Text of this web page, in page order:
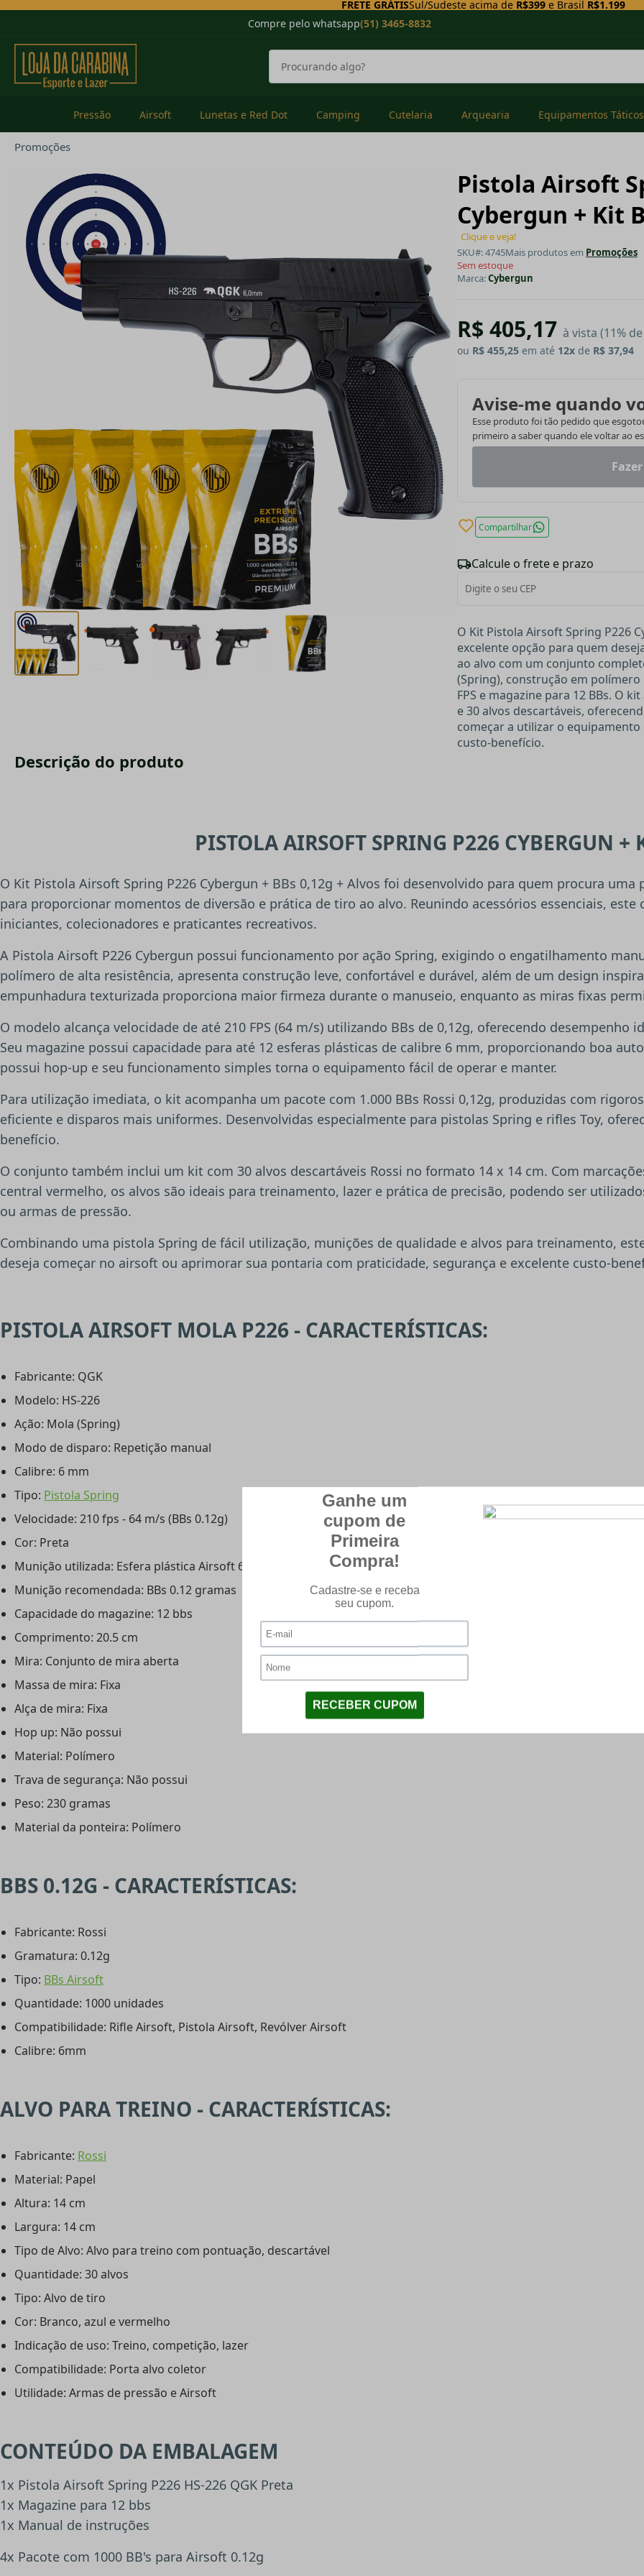
FRETE GRÁTISSul/Sudeste acima de R$399e Brasil R$1.199
Compre pelo whatsapp(51) 3465-8832
Pressão Airsoft Lunetas e Red Dot Camping Cutelaria Arquearia Equipamentos Táticos
Promoções
Pistola Airsoft
Cybergun + Kit
Clique e veja!
SKU#: 4745Mais produtos em Promoções
Sem estoque
Marca:Cybergun
R$ 405,17 à vista (11%
ou R$ 455,25 em até 12x de R$ 37,94
Avise-me quando
Esse produto foi tão pedido que
primeiro a saber quando ele voltar ao
Compartilhar
Calcule o frete e prazo
O Kit Pistola Airsoft Spring P226
excelente opção para quem
ao alvo com um conjunto
(Spring), construção em
FPS e magazine para 12 BBs. O
e 30 alvos descartáveis,
começar a utilizar o
custo-benefício.
Descrição do produto
PISTOLA AIRSOFT SPRING P226 CYBERGUN +
O Kit Pistola Airsoft Spring P226 Cybergun + BBs 0,12g + Alvos foi desenvolvido para quem procura
para proporcionar momentos de diversão e prática de tiro ao alvo. Reunindo acessórios essenciais,
iniciantes, colecionadores e praticantes recreativos.
A Pistola Airsoft P226 Cybergun possui funcionamento por ação Spring, exigindo o engatilhamento
polímero de alta resistência, apresenta construção leve, confortável e durável, além de um design
empunhadura texturizada proporciona maior firmeza durante o manuseio, enquanto as miras fixas
O modelo alcança velocidade de até 210 FPS (64 m/s) utilizando BBs de 0,12g, oferecendo
Seu magazine possui capacidade para até 12 esferas plásticas de calibre 6 mm, proporcionando boa
possui hop-up e seu funcionamento simples torna o equipamento fácil de operar e manter.
Para utilização imediata, o kit acompanha um pacote com 1.000 BBs Rossi 0,12g, produzidas com
eficiente e disparos mais uniformes. Desenvolvidas especialmente para pistolas Spring e rifles Toy,
benefício.
O conjunto também inclui um kit com 30 alvos descartáveis Rossi no formato 14 x 14 cm. Com
central vermelho, os alvos são ideais para treinamento, lazer e prática de precisão, podendo ser
ou armas de pressão.
Combinando uma pistola Spring de fácil utilização, munições de qualidade e alvos para treinamento,
deseja começar no airsoft ou aprimorar sua pontaria com praticidade, segurança e excelente custo-
PISTOLA AIRSOFT MOLA P226 - CARACTERÍSTICAS:
Fabricante: QGK
Modelo: HS-226
Ação: Mola (Spring)
Modo de disparo: Repetição manual
Calibre: 6 mm
Tipo: Pistola Spring
Velocidade: 210 fps - 64 m/s (BBs 0.12g)
Cor: Preta
Munição utilizada: Esfera plástica Airsoft 6mm (BBs)
Munição recomendada: BBs 0.12 gramas
Capacidade do magazine: 12 bbs
Comprimento: 20.5 cm
Mira: Conjunto de mira aberta
Massa de mira: Fixa
Alça de mira: Fixa
Hop up: Não possui
Material: Polímero
Trava de segurança: Não possui
Peso: 230 gramas
Material da ponteira: Polímero
BBS 0.12G - CARACTERÍSTICAS:
Fabricante: Rossi
Gramatura: 0.12g
Tipo: BBs Airsoft
Quantidade: 1000 unidades
Compatibilidade: Rifle Airsoft, Pistola Airsoft, Revólver Airsoft
Calibre: 6mm
ALVO PARA TREINO - CARACTERÍSTICAS:
Fabricante: Rossi
Material: Papel
Altura: 14 cm
Largura: 14 cm
Tipo de Alvo: Alvo para treino com pontuação, descartável
Quantidade: 30 alvos
Tipo: Alvo de tiro
Cor: Branco, azul e vermelho
Indicação de uso: Treino, competição, lazer
Compatibilidade: Porta alvo coletor
Utilidade: Armas de pressão e Airsoft
CONTEÚDO DA EMBALAGEM
1x Pistola Airsoft Spring P226 HS-226 QGK Preta
1x Magazine para 12 bbs
1x Manual de instruções
4x Pacote com 1000 BB's para Airsoft 0.12g